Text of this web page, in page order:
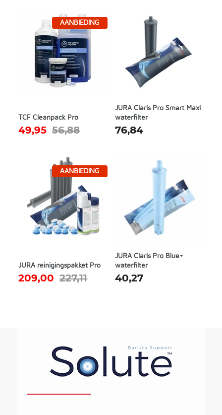
AANBIEDING
TCF Cleanpack Pro
49,95 56,88
JURA Claris Pro Smart Maxi
waterfilter
76,84
AANBIEDING
JURA reinigingspakket Pro
209,00 227,11
JURA Claris Pro Blue+
waterfilter
40,27